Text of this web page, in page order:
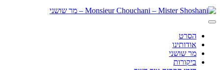
הסרט
אודותינו
מר שושני
ביקורות